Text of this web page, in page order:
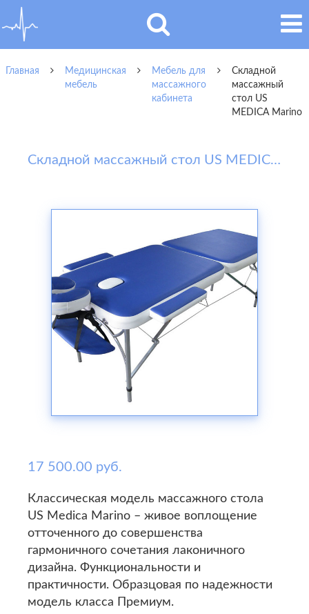
Главная
Медицинская
мебель
Мебель для
массажного
кабинета
Складной
массажный
стол US
MEDICA Marino
Складной массажный стол US MEDICA Marino
17 500.00 руб.
Классическая модель массажного стола
US Medica Marino – живое воплощение
отточенного до совершенства
гармоничного сочетания лаконичного
дизайна. Функциональности и
практичности. Образцовая по надежности
модель класса Премиум.